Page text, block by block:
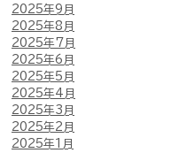
2025年9月
2025年8月
2025年7月
2025年6月
2025年5月
2025年4月
2025年3月
2025年2月
2025年1月